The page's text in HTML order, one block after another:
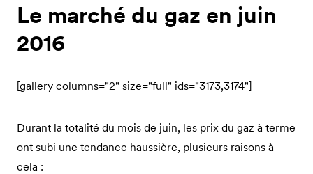
Le marché du gaz en juin
2016
[gallery columns="2" size="full" ids="3173,3174"]
Durant la totalité du mois de juin, les prix du gaz à terme
ont subi une tendance haussière, plusieurs raisons à
cela :